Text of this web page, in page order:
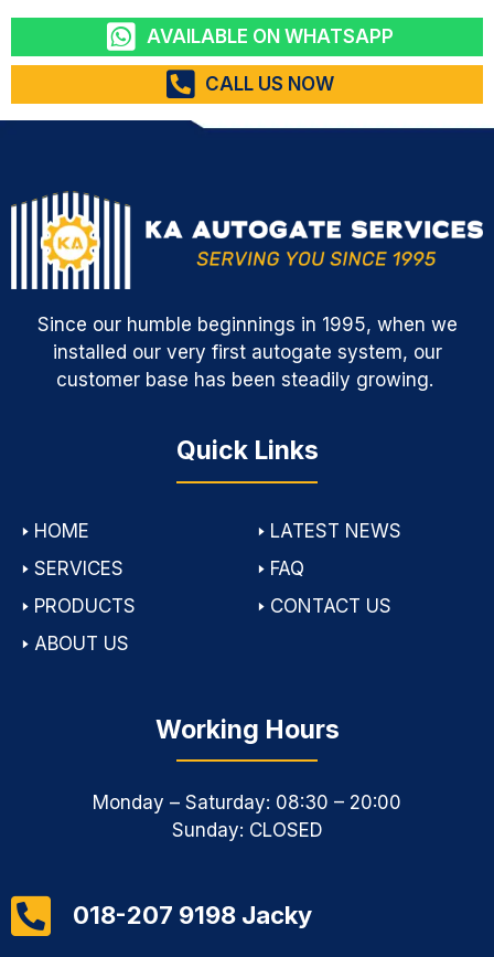
AVAILABLE ON WHATSAPP
CALL US NOW
Since our humble beginnings in 1995, when we
installed our very first autogate system, our
customer base has been steadily growing.
Quick Links
🢒 HOME
🢒 SERVICES
🢒 PRODUCTS
🢒 ABOUT US
🢒 LATEST NEWS
🢒 FAQ
🢒 CONTACT US
Working Hours
Monday – Saturday: 08:30 – 20:00
Sunday: CLOSED
018-207 9198 Jacky